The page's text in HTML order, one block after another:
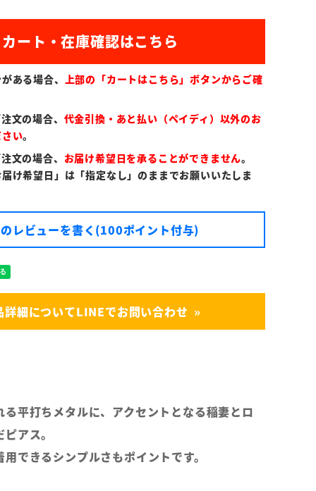
ある場合、
上部の「カートはこちら」ボタンからご確
文の場合、 代金引換・あと払い（ペイディ）以外のお
い。
文の場合、 お届け希望日を承ることができません。
届け希望日」は「指定なし」のままでお願いいたしま
レビューを書く(100ポイント付与)
詳細についてLINEでお問い合わせ
平打ちメタルに、アクセントとなる稲妻とロ
アス。
できるシンプルさもポイントです。